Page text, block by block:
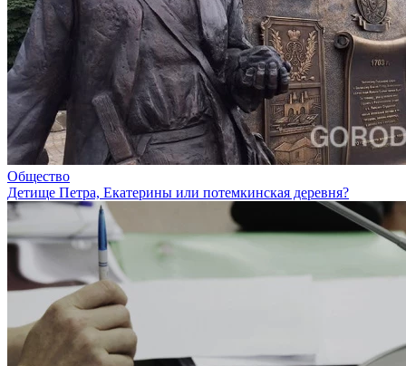
Общество
Детище Петра, Екатерины или потемкинская деревня?